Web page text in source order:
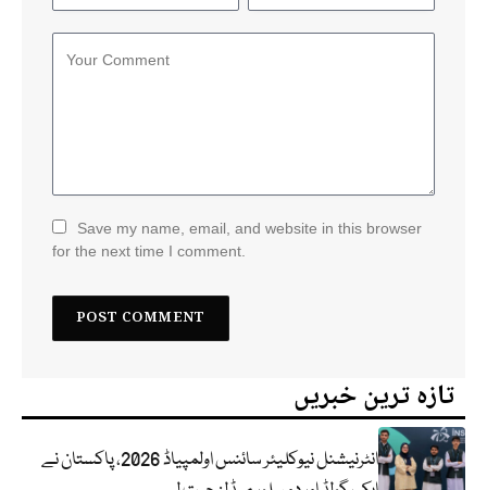
Save my name, email, and website in this browser
for the next time I comment.
تازہ ترین خبریں
انٹرنیشنل نیوکلیئر سائنس اولمپیاڈ 2026، پاکستان نے